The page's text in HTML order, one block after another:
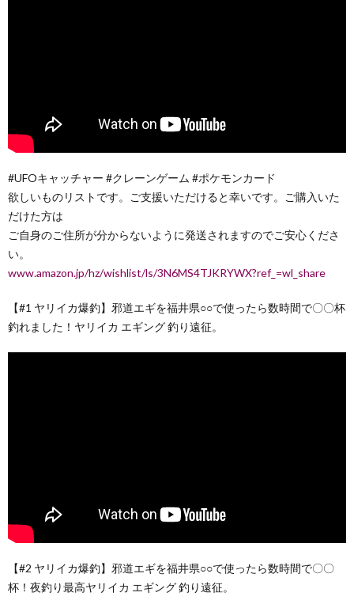
#UFOキャッチャー #クレーンゲーム #ポケモンカード
欲しいものリストです。ご支援いただけると幸いです。ご購入いた
だけた方は
ご自身のご住所が分からないように発送されますのでご安心くださ
い。
www.amazon.jp/hz/wishlist/ls/3N6MS4TJKRYWX?ref_=wl_share
【#1 ヤリイカ爆釣】邪道エギを福井県○○で使ったら数時間で〇〇杯
釣れました！ヤリイカ エギング 釣り遠征。
【#2 ヤリイカ爆釣】邪道エギを福井県○○で使ったら数時間で〇〇
杯！夜釣り最高ヤリイカ エギング 釣り遠征。